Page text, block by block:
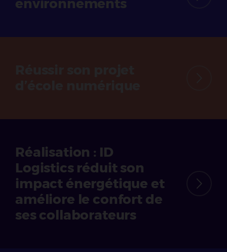
environnements
Réalisation : ID
Logistics réduit son
impact énergétique et
améliore le confort de
ses collaborateurs